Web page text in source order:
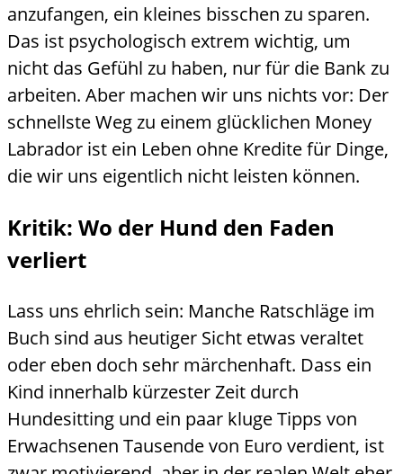
anzufangen, ein kleines bisschen zu sparen.
Das ist psychologisch extrem wichtig, um
nicht das Gefühl zu haben, nur für die Bank zu
arbeiten. Aber machen wir uns nichts vor: Der
schnellste Weg zu einem glücklichen Money
Labrador ist ein Leben ohne Kredite für Dinge,
die wir uns eigentlich nicht leisten können.
Kritik: Wo der Hund den Faden
verliert
Lass uns ehrlich sein: Manche Ratschläge im
Buch sind aus heutiger Sicht etwas veraltet
oder eben doch sehr märchenhaft. Dass ein
Kind innerhalb kürzester Zeit durch
Hundesitting und ein paar kluge Tipps von
Erwachsenen Tausende von Euro verdient, ist